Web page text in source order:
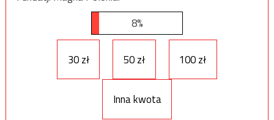
8%
30 zł 50 zł 100 zł
Inna kwota